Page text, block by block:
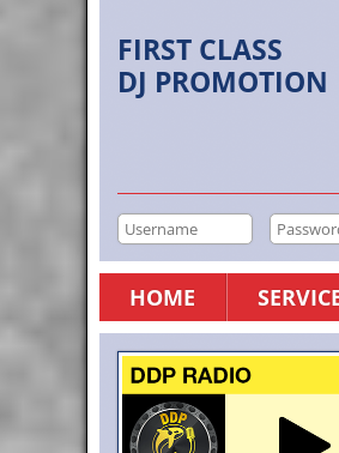
FIRST CLASS
DJ PROMOTION
HOME